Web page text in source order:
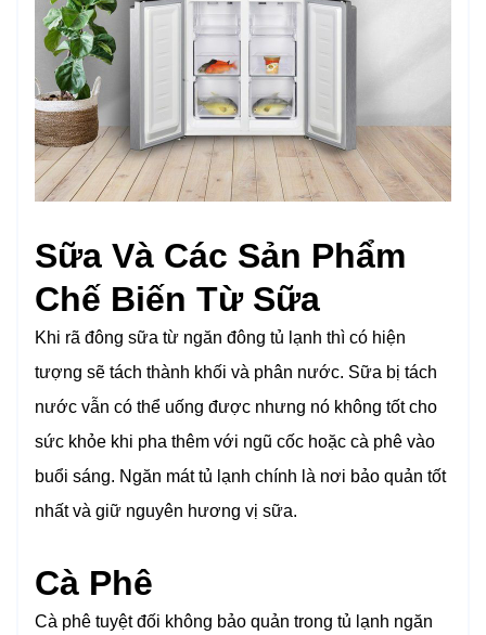
Sữa Và Các Sản Phẩm
Chế Biến Từ Sữa
Khi rã đông sữa từ ngăn đông tủ lạnh thì có hiện
tượng sẽ tách thành khối và phân nước. Sữa bị tách
nước vẫn có thể uống được nhưng nó không tốt cho
sức khỏe khi pha thêm với ngũ cốc hoặc cà phê vào
buổi sáng. Ngăn mát tủ lạnh chính là nơi bảo quản tốt
nhất và giữ nguyên hương vị sữa.
Cà Phê
Cà phê tuyệt đối không bảo quản trong tủ lạnh ngăn